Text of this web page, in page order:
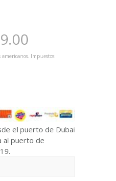
americanos. Impuestos
el puerto de Dubai
al puerto de